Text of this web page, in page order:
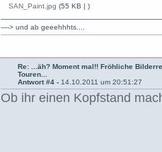
SAN_Paint.jpg (55 KB | )
----> und ab geeehhhts....
Re: ...äh? Moment mal!! Fröhliche
Touren...
Antwort #4 - 14.10.2011 um 20:51:27
Ob ihr einen Kopfstand